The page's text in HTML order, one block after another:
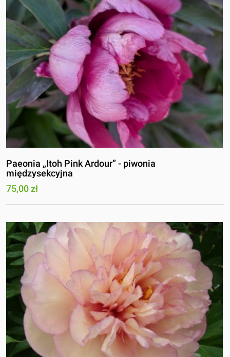
Paeonia „Itoh Pink Ardour” - piwonia
międzysekcyjna
75,00 zł